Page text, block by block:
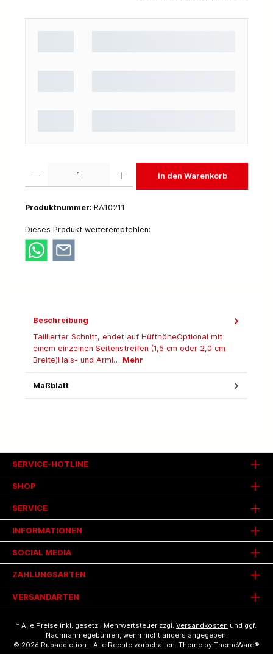
In den Warenkorb
Produktnummer: RA10211
Dieses Produkt weiterempfehlen:
Beschreibung
Taillierter Schnitt, endet auf HüfthöheOptional mit
einem einzelnen Seitenstreifen (1,5 cm oder 2,0 cm
Breite)Hals- und Arml… Mehr
Maßblatt
SHOP
SERVICE
INFORMATIONEN
SERVICE-HOTLINE
SOCIAL MEDIA
ZAHLUNGSARTEN
VERSANDARTEN
* Alle Preise inkl. gesetzl. Mehrwertsteuer zzgl. Versandkosten und ggf.
Nachnahmegebühren, wenn nicht anders angegeben.
© 2026 Rubaddiction - Alle Rechte vorbehalten. Theme by ThemeWare®